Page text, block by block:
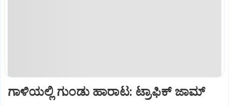
ಗಾಳಿಯಲ್ಲಿ ಗುಂಡು ಹಾರಾಟ: ಟ್ರಾಫಿಕ್‌ ಜಾಮ್